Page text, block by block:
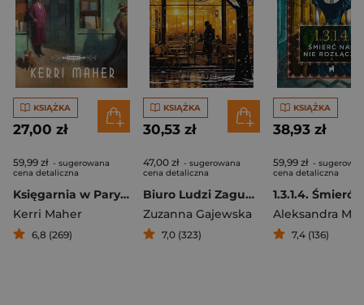
KSIĄŻKA
27,00 zł
59,99 zł - sugerowana
cena detaliczna
Księgarnia w Paryżu
Kerri Maher
6,8 (269)
KSIĄŻKA
30,53 zł
47,00 zł - sugerowana
cena detaliczna
Biuro Ludzi Zagubionych
Zuzanna Gajewska
7,0 (323)
KSIĄŻKA
38,93 zł
59,99 zł -
cena detaliczna
7,4 (136)